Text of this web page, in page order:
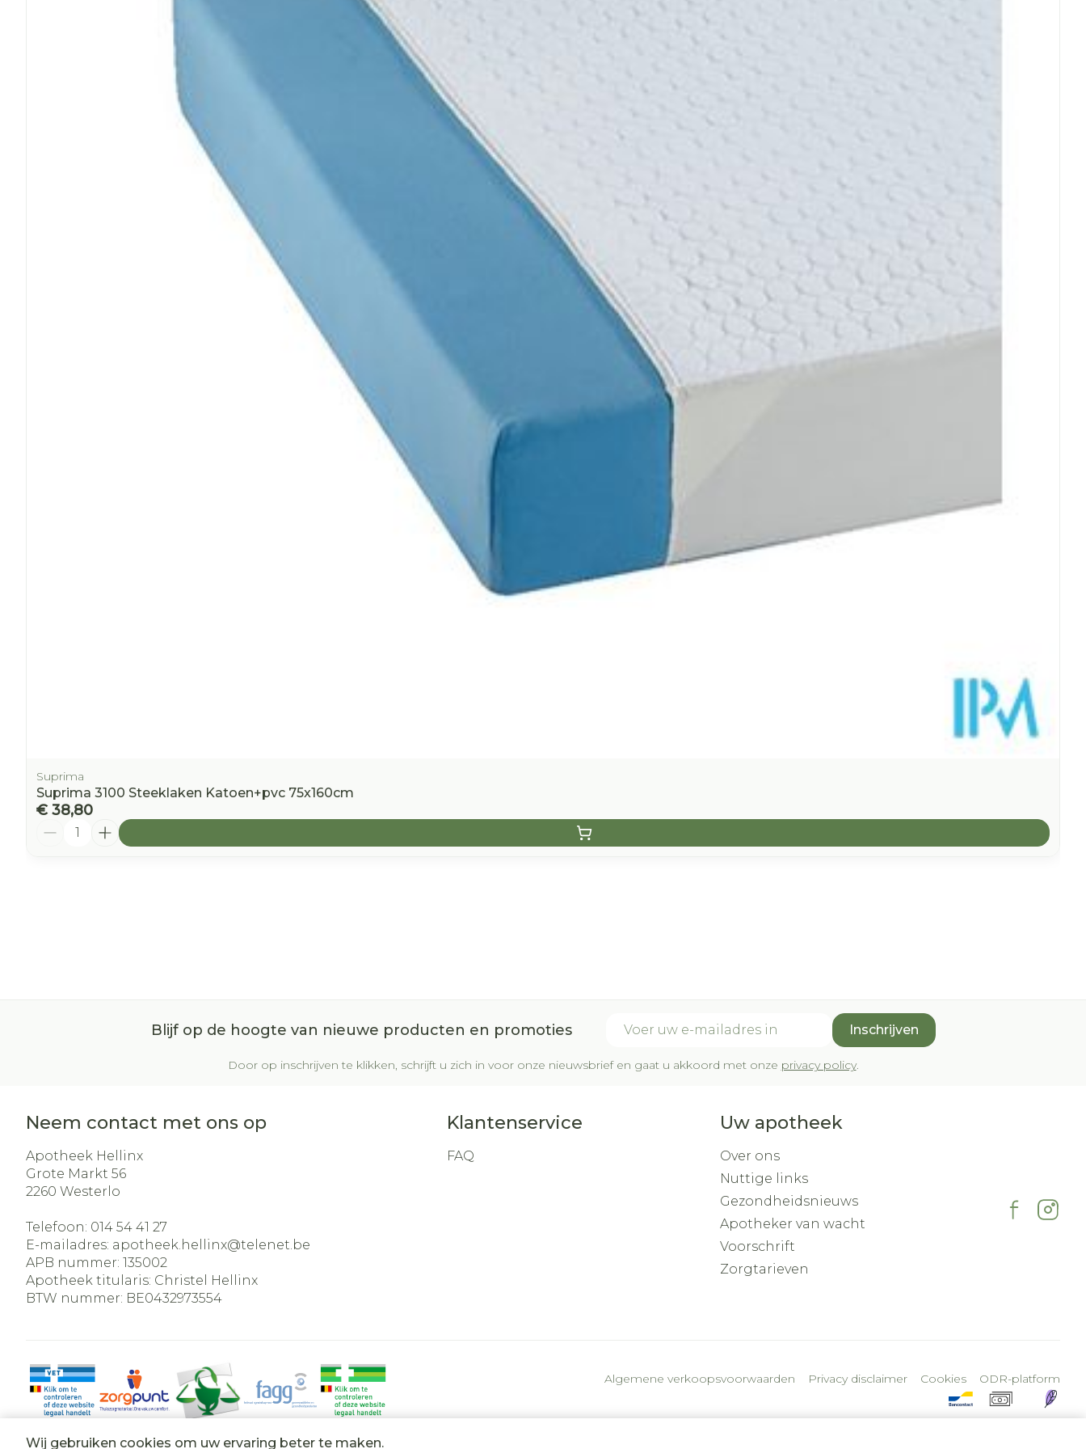
Wij gebruiken cookies om uw ervaring beter te maken.
Suprima
Suprima 3100 Steeklaken Katoen+pvc 75x160cm
€ 38,80
Aantal
Blijf op de hoogte van nieuwe producten en promoties Inschrijven
Door op inschrijven te klikken, schrijft u zich in voor onze nieuwsbrief en gaat u akkoord met onze privacy policy.
Neem contact met ons op
Apotheek Hellinx
Grote Markt 56
2260 Westerlo
Telefoon: 014 54 41 27
E-mailadres: apotheek.hellinx@telenet.be
APB nummer: 135002
Apotheek titularis: Christel Hellinx
BTW nummer: BE0432973554
Klantenservice
FAQ
Uw apotheek
Over ons
Nuttige links
Gezondheidsnieuws
Apotheker van wacht
Voorschrift
Zorgtarieven
Algemene verkoopsvoorwaarden Privacy disclaimer Cookies ODR-platform